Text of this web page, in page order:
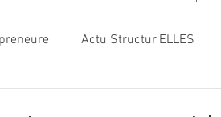
Actu Structur'ELLES